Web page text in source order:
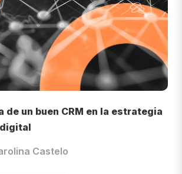
de un buen CRM en la estrategia
Castelo